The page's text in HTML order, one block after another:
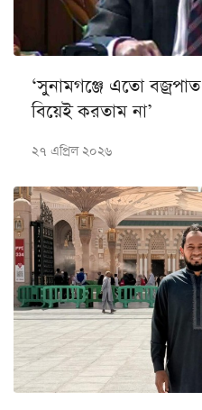
‘সুনামগঞ্জে এতো
বিয়েই করতাম না’
২৭ এপ্রিল ২০২৬